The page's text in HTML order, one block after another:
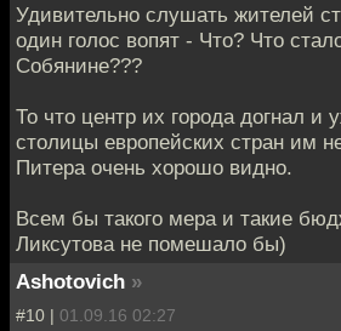
Удивительно слушать жителей
один голос вопят - Что? Что
Собянине???
То что центр их города догнал и
столицы европейских стран им
Питера очень хорошо видно.
Всем бы такого мера и такие
Ликсутова не помешало бы)
Ashotovich »
#10 | 01.09.16 02:27